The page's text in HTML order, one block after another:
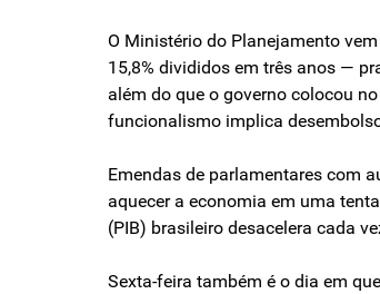
O Ministério do Planejamento
15,8% divididos em três anos —
além do que o governo colocou
funcionalismo implica
Emendas de parlamentares com
aquecer a economia em uma
(PIB) brasileiro desacelera cada
Sexta-feira também é o dia em